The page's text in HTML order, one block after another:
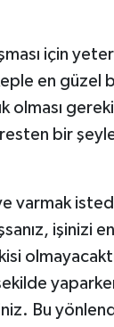
için
en güzel
olması
bir
varmak
işinizi
Bu